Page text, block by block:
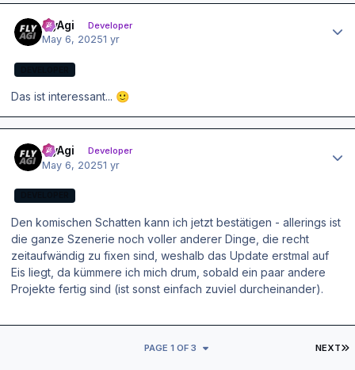
FlyAgi Developer
May 6, 20251 yr
Das ist interessant... 🙂
FlyAgi Developer
May 6, 20251 yr
Den komischen Schatten kann ich jetzt bestätigen - allerings ist
die ganze Szenerie noch voller anderer Dinge, die recht
zeitaufwändig zu fixen sind, weshalb das Update erstmal auf
Eis liegt, da kümmere ich mich drum, sobald ein paar andere
Projekte fertig sind (ist sonst einfach zuviel durcheinander).
NEXT
PAGE 1 OF 3